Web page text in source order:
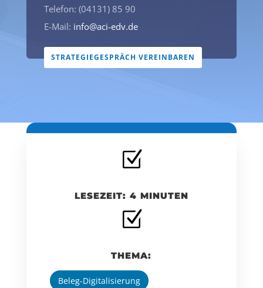
Telefon: (04131) 85 90
E-Mail: info@aci-edv.de
STRATEGIEGESPRÄCH VEREINBAREN
Z
LESEZEIT: 4 MINUTEN
Z
THEMA:
Beleg-Digitalisierung